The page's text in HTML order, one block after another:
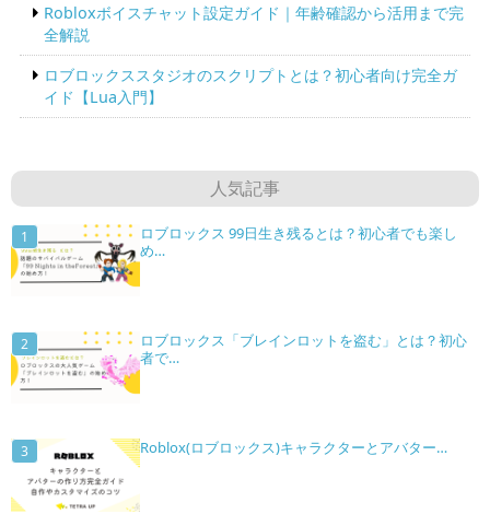
Robloxボイスチャット設定ガイド｜年齢確認から活用まで完
全解説
ロブロックススタジオのスクリプトとは？初心者向け完全ガ
イド【Lua入門】
人気記事
ロブロックス 99日生き残るとは？初心者でも楽し
め…
ロブロックス「ブレインロットを盗む」とは？初心
者で…
Roblox(ロブロックス)キャラクターとアバター…